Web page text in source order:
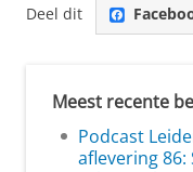
Deel dit
Meest recente
Podcast
aflevering 86: